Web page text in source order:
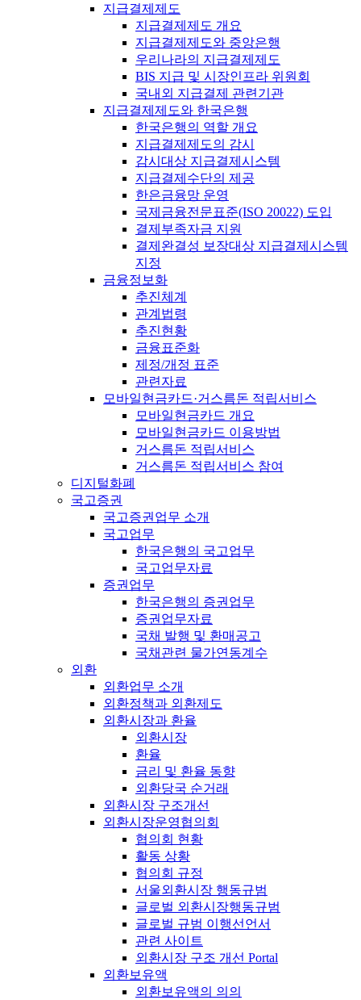
지급결제제도
지급결제제도 개요
지급결제제도와 중앙은행
우리나라의 지급결제제도
BIS 지급 및 시장인프라 위원회
국내외 지급결제 관련기관
지급결제제도와 한국은행
한국은행의 역할 개요
지급결제제도의 감시
감시대상 지급결제시스템
지급결제수단의 제공
한은금융망 운영
국제금융전문표준(ISO 20022) 도입
결제부족자금 지원
결제완결성 보장대상 지급결제시스템
지정
금융정보화
추진체계
관계법령
추진현황
금융표준화
제정/개정 표준
관련자료
모바일현금카드·거스름돈 적립서비스
모바일현금카드 개요
모바일현금카드 이용방법
거스름돈 적립서비스
거스름돈 적립서비스 참여
디지털화폐
국고증권
국고증권업무 소개
국고업무
한국은행의 국고업무
국고업무자료
증권업무
한국은행의 증권업무
증권업무자료
국채 발행 및 환매공고
국채관련 물가연동계수
외환
외환업무 소개
외환정책과 외환제도
외환시장과 환율
외환시장
환율
금리 및 환율 동향
외환당국 순거래
외환시장 구조개선
외환시장운영협의회
협의회 현황
활동 상황
협의회 규정
서울외환시장 행동규범
글로벌 외환시장행동규범
글로벌 규범 이행선언서
관련 사이트
외환시장 구조 개선 Portal
외환보유액
외환보유액의 의의